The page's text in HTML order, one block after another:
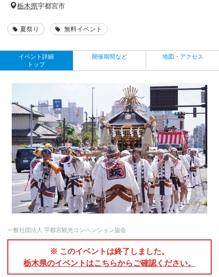
栃木県宇都宮市
夏祭り 無料イベント
イベント詳細
トップ
開催期間など 地図・アクセス
一般社団法人 宇都宮観光コンベンション協会
※ このイベントは終了しました。
栃木県のイベントはこちらからご確認ください。